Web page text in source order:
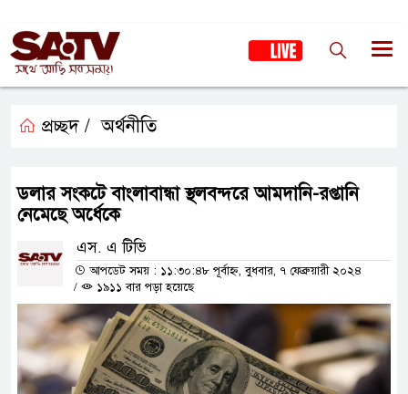
প্রচ্ছদ / অর্থনীতি
ডলার সংকটে বাংলাবান্ধা স্থলবন্দরে আমদানি-রপ্তানি
নেমেছে অর্ধেকে
এস. এ টিভি
আপডেট সময় : ১১:৩০:৪৮ পূর্বাহ্ন, বুধবার, ৭ ফেব্রুয়ারী ২০২৪
/
১৯১১ বার পড়া হয়েছে